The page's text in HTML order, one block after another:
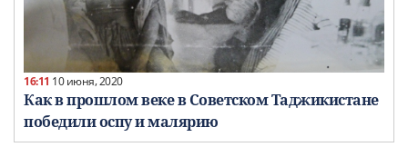
16:11 10 июня, 2020
Как в прошлом веке в Советском Таджикистане
победили оспу и малярию